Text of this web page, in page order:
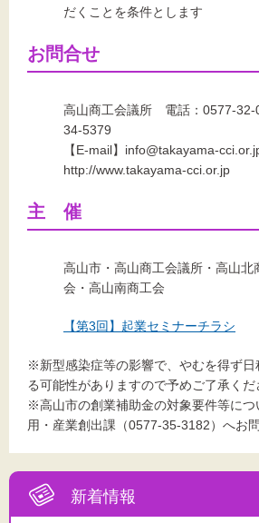
新着情報
だくことを条件とします
お問合せ
高山商工会議所 電話：0577-
34-5379
【E-mail】info@takayama-
http://www.takayama-cci.or.jp
主 催
高山市・高山商工会議所・高山北
会・高山南商工会
【第3回】起業セミナーチラシ
※新型感染症等の影響で、やむを得ず日
る可能性がありますので予めご了承くだ
※高山市の創業補助金の対象要件等につ
用・産業創出課（0577-35-3182）へお